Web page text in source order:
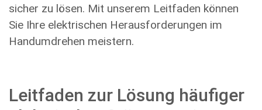
sicher zu lösen. Mit unserem Leitfaden können
Sie Ihre elektrischen Herausforderungen im
Handumdrehen meistern.
Leitfaden zur Lösung häufiger